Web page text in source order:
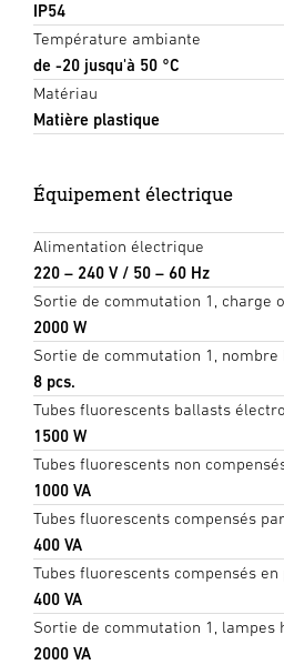
IP54
Température ambiante
de -20 jusqu'à 50 °C
Matériau
Matière plastique
Équipement électrique
Alimentation électrique
220 – 240 V / 50 – 60 Hz
Sortie de commutation 1, charge
2000 W
Sortie de commutation 1,
8 pcs.
Tubes fluorescents ballasts
1500 W
Tubes fluorescents non
1000 VA
Tubes fluorescents compensés
400 VA
Tubes fluorescents compensés
400 VA
Sortie de commutation 1, lampes
2000 VA